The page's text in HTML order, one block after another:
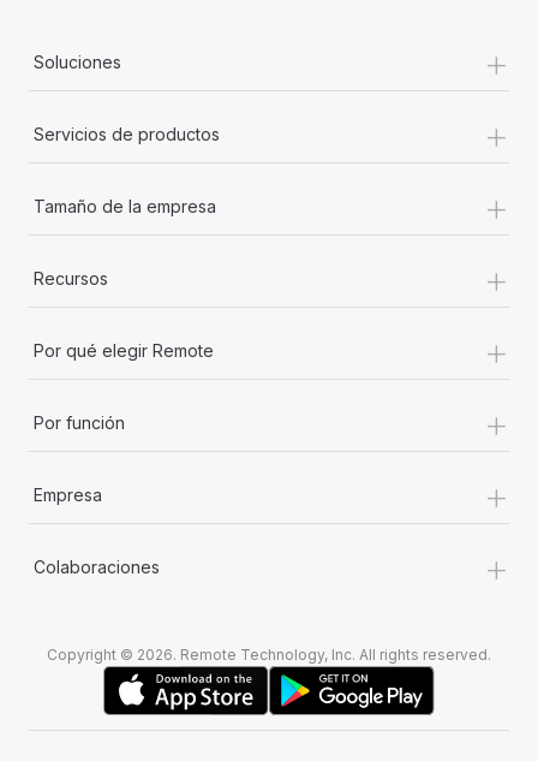
Soluciones +
Servicios de productos +
Tamaño de la empresa +
Recursos +
Por qué elegir Remote +
Por función +
Empresa +
Colaboraciones +
Copyright © 2026. Remote Technology, Inc. All rights reserved.